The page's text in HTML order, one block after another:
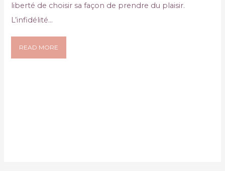
liberté de choisir sa façon de prendre du plaisir.
L’infidélité...
READ MORE